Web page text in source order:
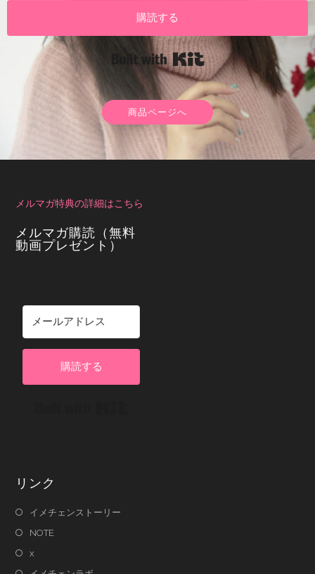
イメチェンストーリー#12 なな
イメチェンストーリー#13 あこ 5:51
イメチェンストーリー#14 岩間よいこ 13:10
イメチェンストーリー#15 玉村梨紗
イメチェンストーリー#18 ゆか
購読する
Built with Kit
商品ページへ
メルマガ特典の詳細はこちら
メルマガ購読（無料
動画プレゼント）
購読する
リンク
イメチェンストーリー
NOTE
x